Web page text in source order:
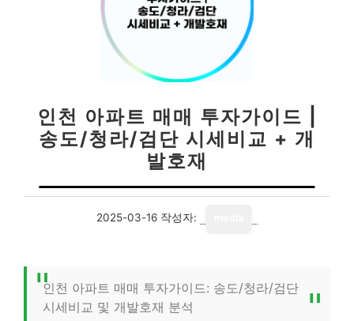
인천 아파트 매매 투자가이드 |
송도/청라/검단 시세비교 + 개
발호재
2025-03-16 작성자:
인천 아파트 매매 투자가이드: 송도/청라/검단
시세비교 및 개발호재 분석